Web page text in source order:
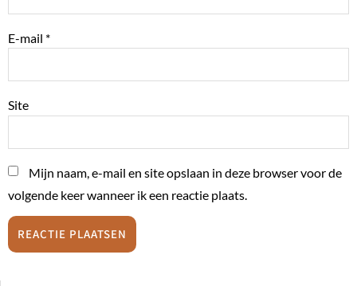
E-mail *
Site
Mijn naam, e-mail en site opslaan in deze browser voor de
volgende keer wanneer ik een reactie plaats.